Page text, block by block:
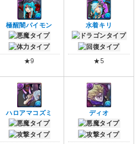
極醒闇パイモン
★9
水着キリ
★5
ハロアマコズミ ディオ